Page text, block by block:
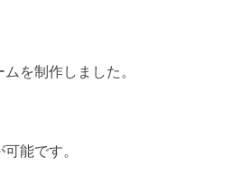
を制作しました。
能です。